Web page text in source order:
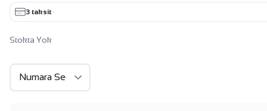
3 taksit ·
Stokta Yok